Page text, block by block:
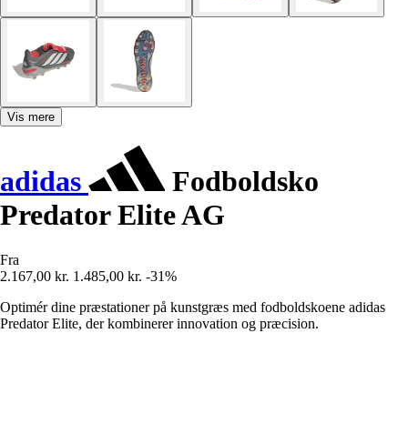
Vis mere
adidas
Fodboldsko
Predator Elite AG
Fra
2.167,00 kr. 1.485,00 kr. -31%
Optimér dine præstationer på kunstgræs med fodboldskoene adidas
Predator Elite, der kombinerer innovation og præcision.